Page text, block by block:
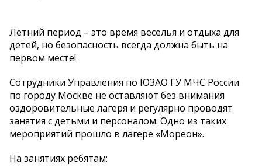
Летний период – это время веселья и отдыха для
детей, но безопасность всегда должна быть на
первом месте!
Сотрудники Управления по ЮЗАО ГУ МЧС России
по городу Москве не оставляют без внимания
оздоровительные лагеря и регулярно проводят
занятия с детьми и персоналом. Одно из таких
мероприятий прошло в лагере «Мореон».
На занятиях ребятам: